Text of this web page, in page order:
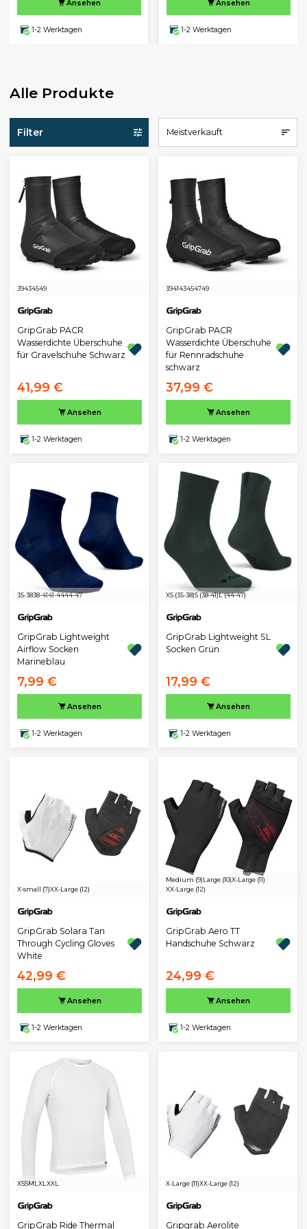
Ansehen
1-2 Werktagen
Ansehen
1-2 Werktagen
Alle Produkte
Filter Meistverkauft
39434549
GripGrab PACR
Wasserdichte Überschuhe
für Gravelschuhe Schwarz
41,99 €
Ansehen
1-2 Werktagen
394143454749
GripGrab PACR
Wasserdichte Überschuhe
für Rennradschuhe
schwarz
37,99 €
Ansehen
1-2 Werktagen
35-3838-4141-4444-47
GripGrab Lightweight
Airflow Socken
Marineblau
7,99 €
Ansehen
1-2 Werktagen
XS (35-38)S (38-41)L (44-47)
GripGrab Lightweight SL
Socken Grün
17,99 €
Ansehen
1-2 Werktagen
X-small (7)XX-Large (12)
GripGrab Solara Tan
Through Cycling Gloves
White
42,99 €
Ansehen
1-2 Werktagen
Medium (9)Large (10)X-Large (11)
XX-Large (12)
GripGrab Aero TT
Handschuhe Schwarz
24,99 €
Ansehen
1-2 Werktagen
XSSML XL XXL
GripGrab Ride Thermal
X-Large (11)XX-Large (12)
Gripgrab Aerolite